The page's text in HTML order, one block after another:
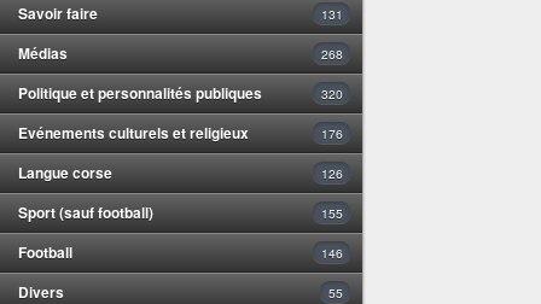
Savoir faire 131
Médias 268
Politique et personnalités publiques 320
Evénements culturels et religieux 176
Langue corse 126
Sport (sauf football) 155
Football 146
Divers 55